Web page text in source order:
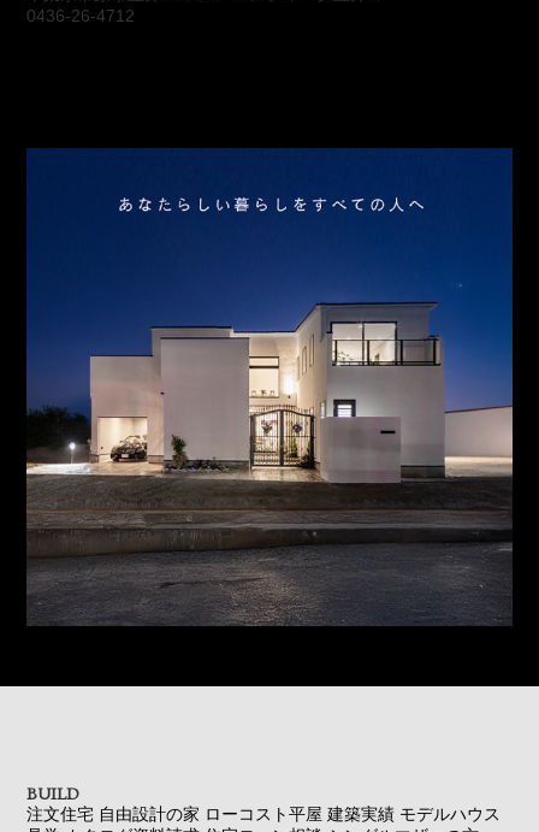
0436-26-4712
BUILD
注文住宅 自由設計の家 ローコスト平屋 建築実績 モデルハウス